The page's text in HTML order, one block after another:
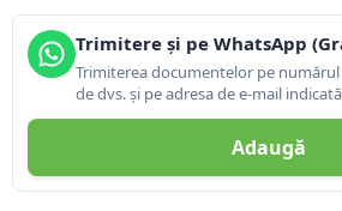
Trimitere și pe WhatsApp
Trimiterea documentelor pe
de dvs. și pe adresa de e-mail
Adaugă